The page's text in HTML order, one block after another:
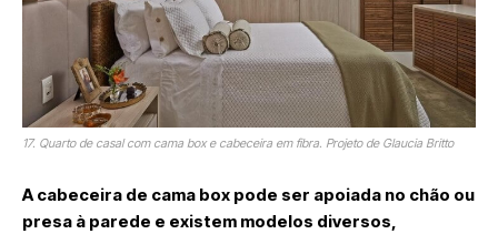
17. Quarto de casal com cama box e cabeceira em fibra. Projeto de Glaucia Britto
A cabeceira de cama box pode ser apoiada no chão ou
presa à parede e existem modelos diversos,